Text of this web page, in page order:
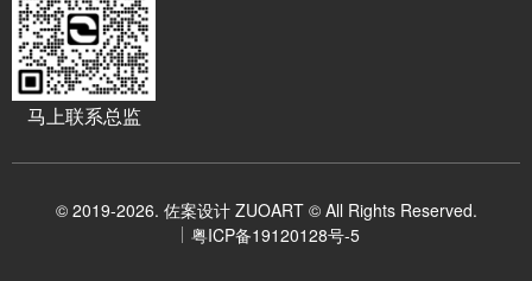
马上联系总监
© 2019-2026. 佐案设计 ZUOART © All Rights Reserved.
粤ICP备19120128号-5